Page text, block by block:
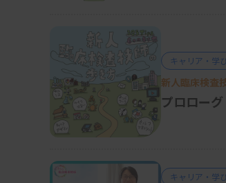
運営管理を任されることになり
微生物検査と臨床推論
―ブログ「グラム染色道場」
突っ込んで考えるようになり
キャリア・学
新人臨床検査
プロローグ
キャリア・学